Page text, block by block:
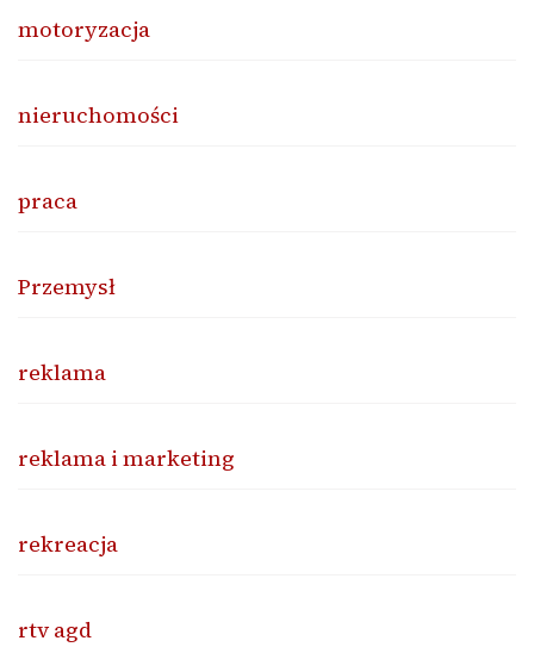
motoryzacja
nieruchomości
praca
Przemysł
reklama
reklama i marketing
rekreacja
rtv agd